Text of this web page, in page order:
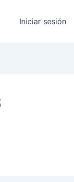
Iniciar sesión